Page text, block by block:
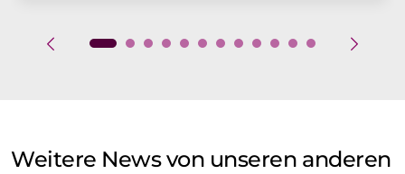
Weitere News von unseren anderen